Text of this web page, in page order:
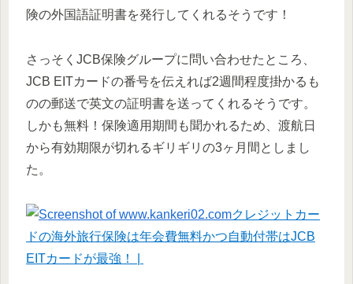
険の外国語証明書を発行してくれるそうです！
さっそくJCB保険グループに問い合わせたところ、
JCB EITカードの番号を伝えれば2週間程度掛かるも
のの郵送で英文の証明書を送ってくれるそうです。
しかも無料！保険適用期間も聞かれるため、渡航日
から有効期限が切れるギリギリの3ヶ月間としまし
た。
クレジットカー
ドの海外旅行保険は年会費無料かつ自動付帯はJCB
EITカードが最強！ |